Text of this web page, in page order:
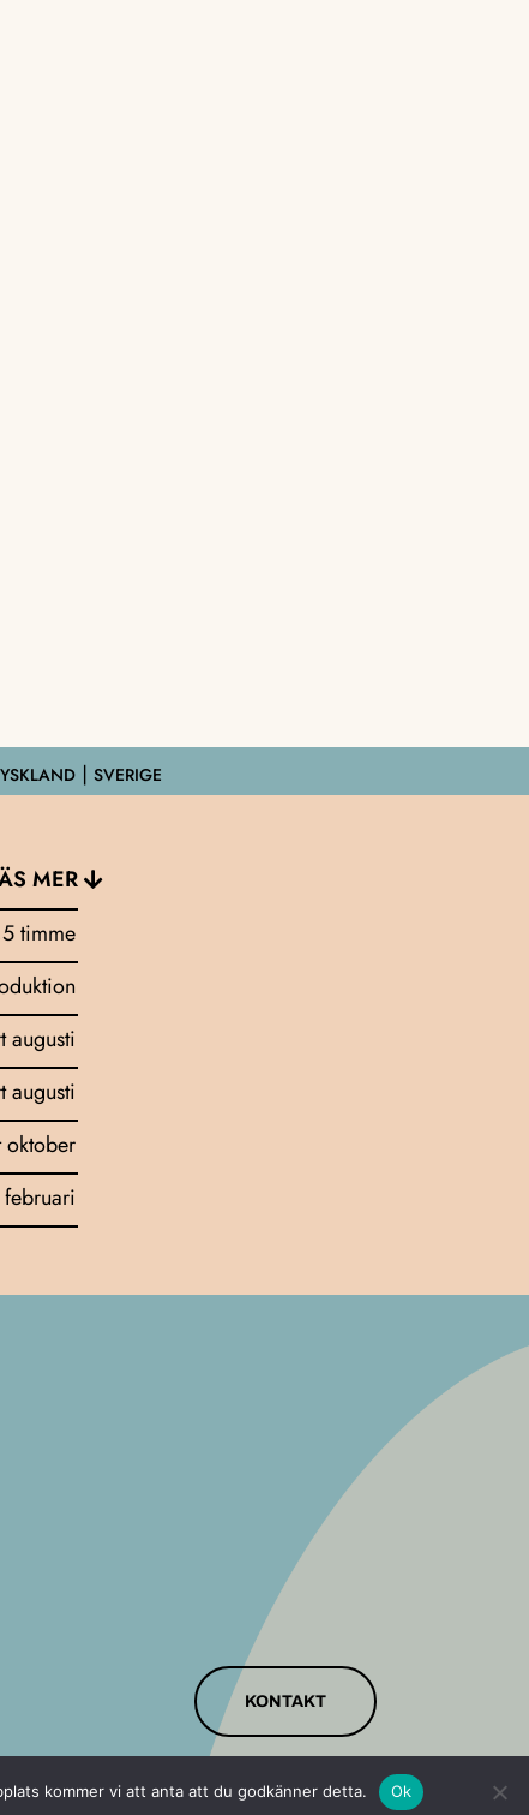
⎮ SVERIGE
MER
timme
augusti
augusti
oktober
februari
KONTAKT
kommer vi att anta att du godkänner detta. Ok